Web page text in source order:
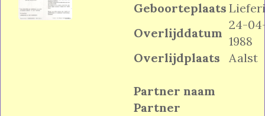
Geboorteplaats
Overlijddatum
24-
1988
Overlijdplaats
Aalst
Partner naam
Partner